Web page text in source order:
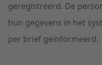
geregistreerd. De
hun gegevens in het
per brief geïnformeerd.